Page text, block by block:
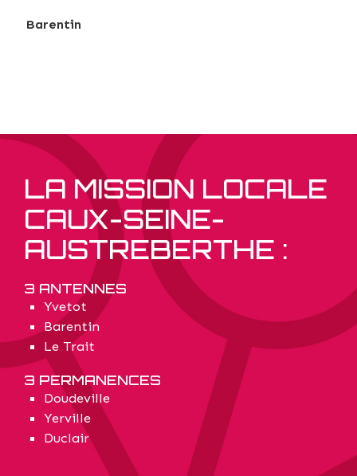
Barentin
LA MISSION LOCALE
CAUX-SEINE-
AUSTREBERTHE :
3 ANTENNES
Yvetot
Barentin
Le Trait
3 PERMANENCES
Doudeville
Yerville
Duclair